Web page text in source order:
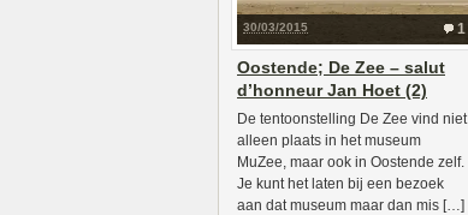
1
30/03/2015
Oostende; De Zee – salut
d’honneur Jan Hoet (2)
De tentoonstelling De Zee vind niet
alleen plaats in het museum
MuZee, maar ook in Oostende zelf.
Je kunt het laten bij een bezoek
aan dat museum maar dan mis […]